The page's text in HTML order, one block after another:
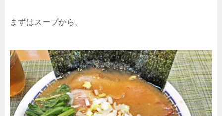
まずはスープから。